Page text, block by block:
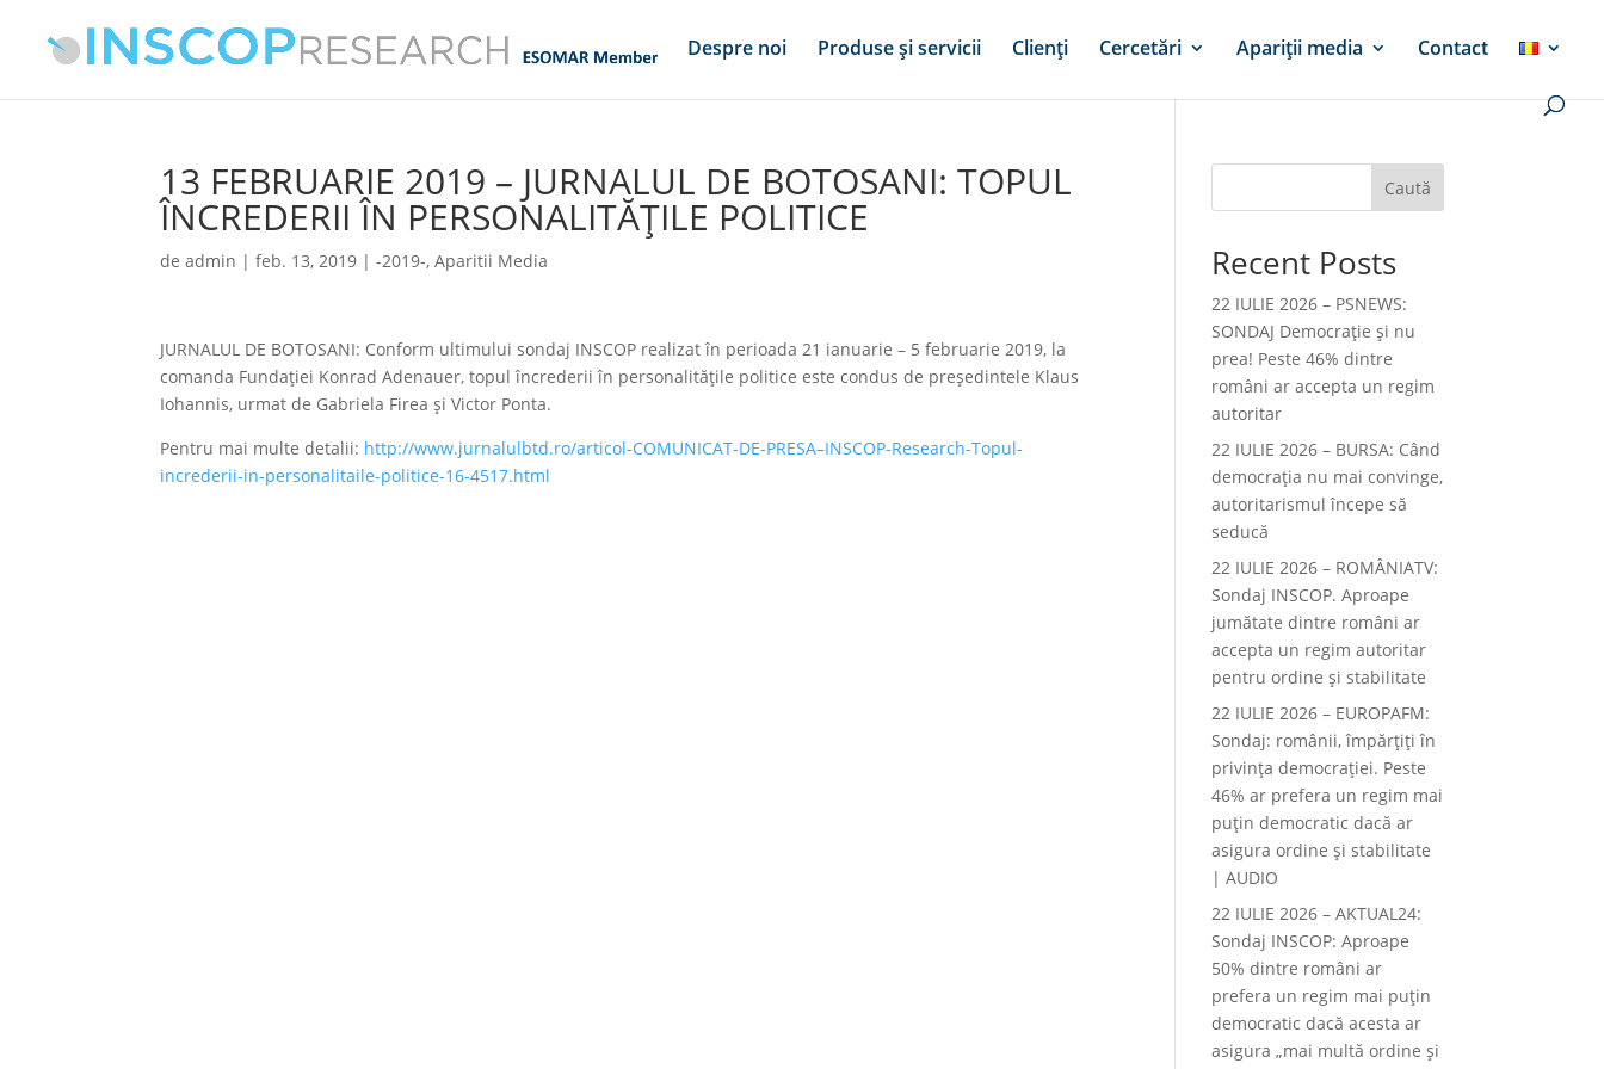
Despre noi Produse și servicii Clienți Cercetări Apariții media Contact
13 FEBRUARIE 2019 – JURNALUL DE BOTOSANI: TOPUL
ÎNCREDERII ÎN PERSONALITĂȚILE POLITICE
deadmin |feb. 13, 2019 |-2019-,Aparitii Media
JURNALUL DE BOTOSANI: Conform ultimului sondaj INSCOP realizat în perioada 21 ianuarie – 5 februarie 2019, la
comanda Fundației Konrad Adenauer, topul încrederii în personalitățile politice este condus de președintele Klaus
Iohannis, urmat de Gabriela Firea și Victor Ponta.
Pentru mai multe detalii: http://www.jurnalulbtd.ro/articol-COMUNICAT-DE-PRESA–INSCOP-Research-Topul-
increderii-in-personalitaile-politice-16-4517.html
Caută
Recent Posts
22 IULIE 2026 – PSNEWS:
SONDAJ Democrație și nu
prea! Peste 46% dintre
români ar accepta un regim
autoritar
22 IULIE 2026 – BURSA: Când
democraţia nu mai convinge,
autoritarismul începe să
seducă
22 IULIE 2026 – ROMÂNIATV:
Sondaj INSCOP. Aproape
jumătate dintre români ar
accepta un regim autoritar
pentru ordine și stabilitate
22 IULIE 2026 – EUROPAFM:
Sondaj: românii, împărțiți în
privința democrației. Peste
46% ar prefera un regim mai
puțin democratic dacă ar
asigura ordine și stabilitate
| AUDIO
22 IULIE 2026 – AKTUAL24:
Sondaj INSCOP: Aproape
50% dintre români ar
prefera un regim mai puțin
democratic dacă acesta ar
asigura „mai multă ordine și